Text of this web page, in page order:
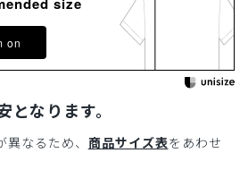
on
なります。
なるため、 商品サイズ表をあわせ